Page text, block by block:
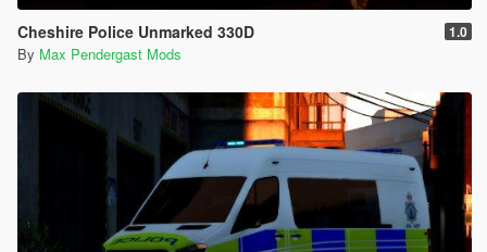
Cheshire Police Unmarked 330D 1.0
By Max Pendergast Mods